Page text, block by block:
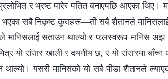
र भ्रष्ट पारेर पतित बनाएपछि आएका थिए।
भएका सबै निकृष्ट कुराहरू—ती सबै शैतानले
मानिसलाई सताउन थाल्यो र फलस्वरूप मानिस अझ
यो संसार खाली र दयनीय छ, र यो संसारमा
यसरी मानिसको यो सबै पीडा शैतानले